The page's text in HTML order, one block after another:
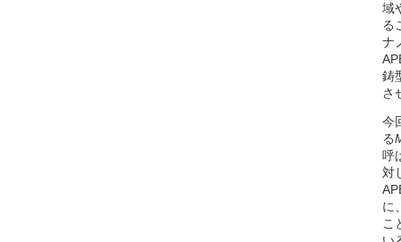
域
る
ナ
鋳
さ
今
る
呼
対
に
こ